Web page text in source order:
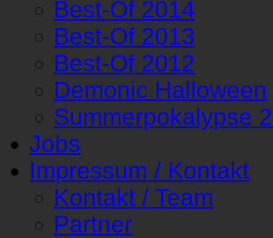
Best-Of 2014
Best-Of 2013
Best-Of 2012
Demonic Halloween
Summerpokalypse
Jobs
Impressum / Kontakt
Kontakt / Team
Partner